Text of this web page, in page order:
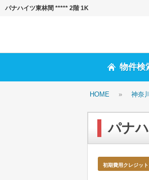
パナハイツ東林間 ***** 2階 1K
物件検
HOME » 神奈
パナ
初期費用クレジッ